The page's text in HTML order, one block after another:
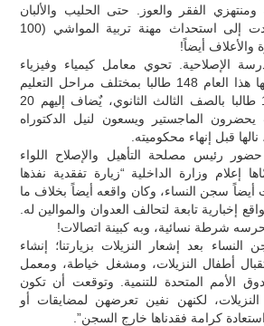
الفقر والعوز. حتى الحليب والألبان
وغاية توفيرها ذاتيا، قادت إلى استحداث مهنة تربية المواشي (100
والأعلاف أيضاً!
الإصلاحية. تحوي معامل كيمياء وفيزياء
وحاسوب! وتضم صفوفها هذا العام 148 طالبا بمختلف مراحل التعليم
العام (محو أمية) و120 طالبا بالصف الثالث الثانوي، يٌضاف إليهم 20
و3 طلاب يحضرون الماجستير ويسعون لنيل الدكتوراه
قبل إنهاء محكوميته.
رئيس مصلحة التأهيل والإصلاح اللواء
إعلام وزارة الداخلية “زيارة تفقدية نفذها
سجن النساء، وكان واقعه أيضاً بخلاف ما
إخبارية تابعة لتحالف العدوان والموالين له.
شرطة نسائية، وبه كبينة اتصالات!
بعد إشعار النزيلات بزيارتنا؛ إنشاء
أطفال النزيلات، ومشغل خياطة، ومعمل
الأمم المتحدة للتنمية. وتوقعت أن تكون
لكنهن نفين تعرضهن لمضايقات أو
كرامة فقدناها خارج السجن”.